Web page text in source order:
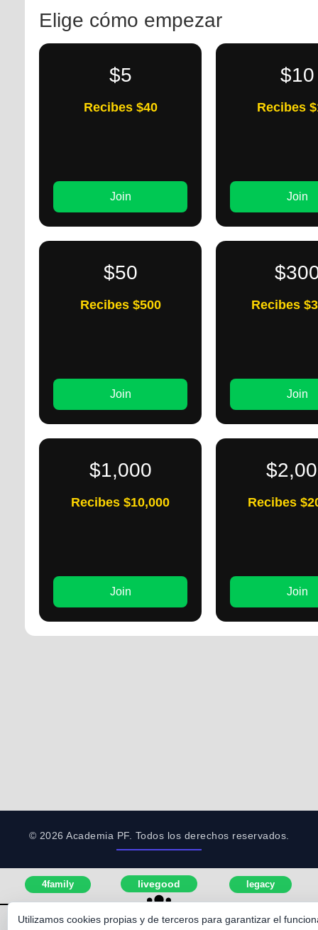
Elige cómo empezar
$5
Recibes $40
Join
$10
Recibes
Join
$50
Recibes $500
Join
Recibes
Join
$1,000
Recibes $10,000
Join
Recibes
Join
© 2026 Academia PF. Todos los derechos reservados.
4family livegood legacy
Utilizamos cookies propias y de terceros para garantizar el